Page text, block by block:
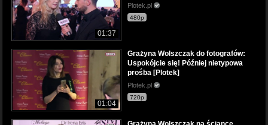
01:37
Plotek.pl
480p
01:04
Grażyna Wolszczak do fotografów:
Uspokójcie się! Później nietypowa
prośba [Plotek]
Plotek.pl
720p